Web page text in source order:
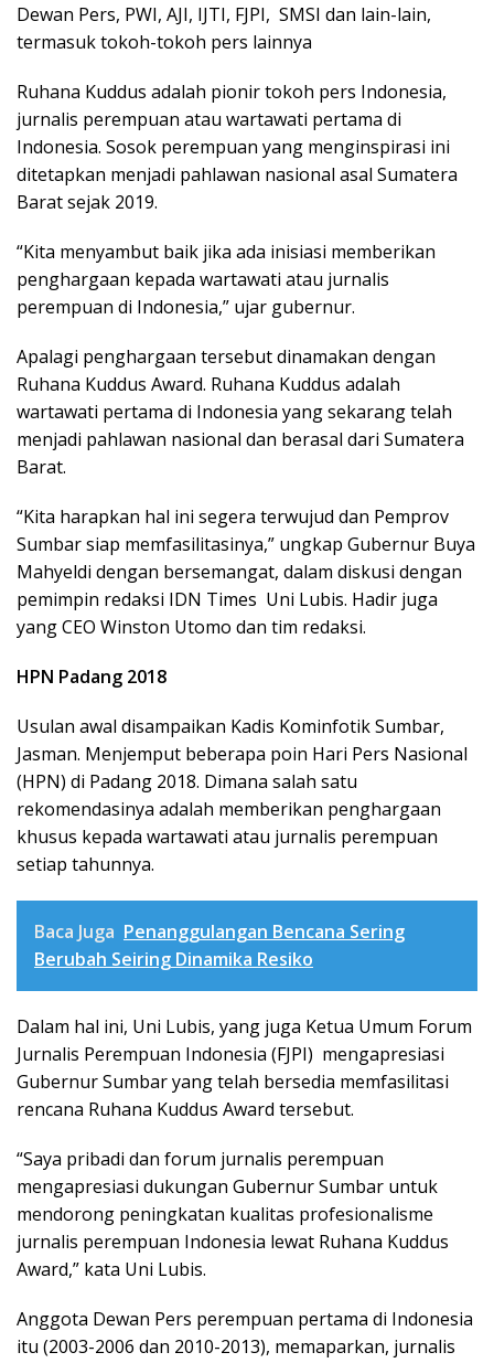
Dewan Pers, PWI, AJI, IJTI, FJPI, SMSI dan lain-lain,
termasuk tokoh-tokoh pers lainnya
Ruhana Kuddus adalah pionir tokoh pers Indonesia,
jurnalis perempuan atau wartawati pertama di
Indonesia. Sosok perempuan yang menginspirasi ini
ditetapkan menjadi pahlawan nasional asal Sumatera
Barat sejak 2019.
“Kita menyambut baik jika ada inisiasi memberikan
penghargaan kepada wartawati atau jurnalis
perempuan di Indonesia,” ujar gubernur.
Apalagi penghargaan tersebut dinamakan dengan
Ruhana Kuddus Award. Ruhana Kuddus adalah
wartawati pertama di Indonesia yang sekarang telah
menjadi pahlawan nasional dan berasal dari Sumatera
Barat.
“Kita harapkan hal ini segera terwujud dan Pemprov
Sumbar siap memfasilitasinya,” ungkap Gubernur Buya
Mahyeldi dengan bersemangat, dalam diskusi dengan
pemimpin redaksi IDN Times Uni Lubis. Hadir juga
yang CEO Winston Utomo dan tim redaksi.
HPN Padang 2018
Usulan awal disampaikan Kadis Kominfotik Sumbar,
Jasman. Menjemput beberapa poin Hari Pers Nasional
(HPN) di Padang 2018. Dimana salah satu
rekomendasinya adalah memberikan penghargaan
khusus kepada wartawati atau jurnalis perempuan
setiap tahunnya.
Baca Juga Penanggulangan Bencana Sering
Berubah Seiring Dinamika Resiko
Dalam hal ini, Uni Lubis, yang juga Ketua Umum Forum
Jurnalis Perempuan Indonesia (FJPI) mengapresiasi
Gubernur Sumbar yang telah bersedia memfasilitasi
rencana Ruhana Kuddus Award tersebut.
“Saya pribadi dan forum jurnalis perempuan
mengapresiasi dukungan Gubernur Sumbar untuk
mendorong peningkatan kualitas profesionalisme
jurnalis perempuan Indonesia lewat Ruhana Kuddus
Award,” kata Uni Lubis.
Anggota Dewan Pers perempuan pertama di Indonesia
itu (2003-2006 dan 2010-2013), memaparkan, jurnalis